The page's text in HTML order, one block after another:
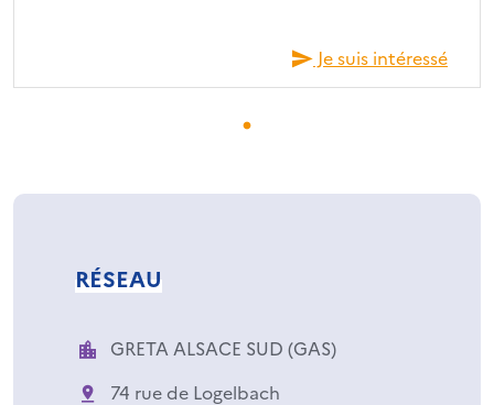
Je suis intéressé
RÉSEAU
GRETA ALSACE SUD (GAS)
74 rue de Logelbach